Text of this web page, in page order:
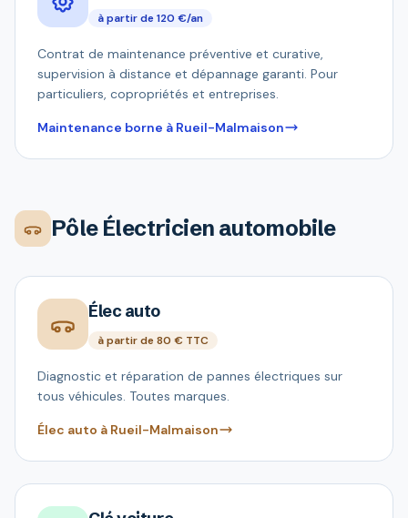
à partir de 120 €/an
Contrat de maintenance préventive et curative,
supervision à distance et dépannage garanti. Pour
particuliers, copropriétés et entreprises.
Maintenance borne à Rueil-Malmaison
Pôle Électricien automobile
Élec auto
à partir de 80 € TTC
Diagnostic et réparation de pannes électriques sur
tous véhicules. Toutes marques.
Élec auto à Rueil-Malmaison